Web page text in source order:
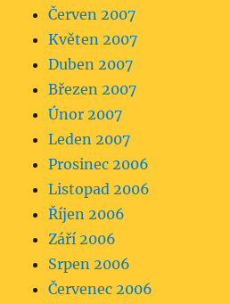
Červen 2007
Květen 2007
Duben 2007
Březen 2007
Únor 2007
Leden 2007
Prosinec 2006
Listopad 2006
Říjen 2006
Září 2006
Srpen 2006
Červenec 2006